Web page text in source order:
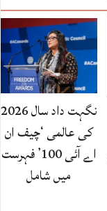
نگہت داد سال 2026
کی عالمی ‘چیف ان
اے آئی 100’ فہرست
میں شامل